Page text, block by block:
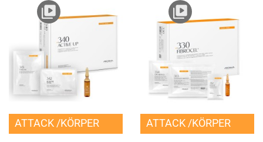
ATTACK KÖRPER ATTACK KÖRPER